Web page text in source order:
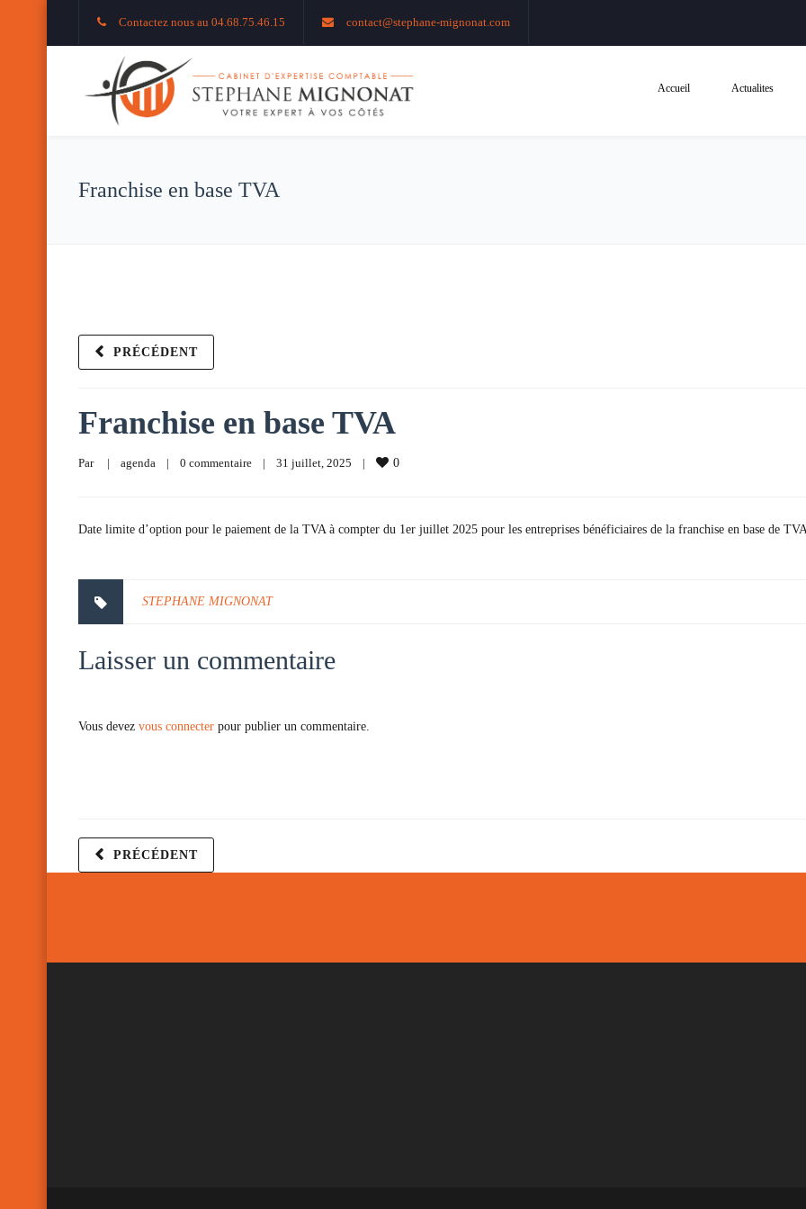
Contactez nous au 04.68.75.46.15 contact@stephane-mignonat.com
Accueil Actualites
Franchise en base TVA
PRÉCÉDENT
Franchise en base TVA
Par | agenda | 0 commentaire | 31 juillet, 2025 | 0
Date limite d’option pour le paiement de la TVA à compter du 1er juillet 2025 pour les entreprises bénéficiaires de la franchise en base de
STEPHANE MIGNONAT
Laisser un commentaire
Vous devez vous connecter pour publier un commentaire.
PRÉCÉDENT